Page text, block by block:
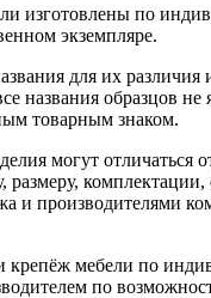
изготовлены по
экземпляре.
для их различия
названия образцов не
товарным знаком.
могут отличаться
размеру,
и производителями
мебели по
по